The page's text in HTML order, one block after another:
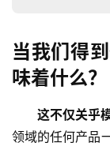
当我们得
味着什么？
这不仅关乎
领域的任何产品